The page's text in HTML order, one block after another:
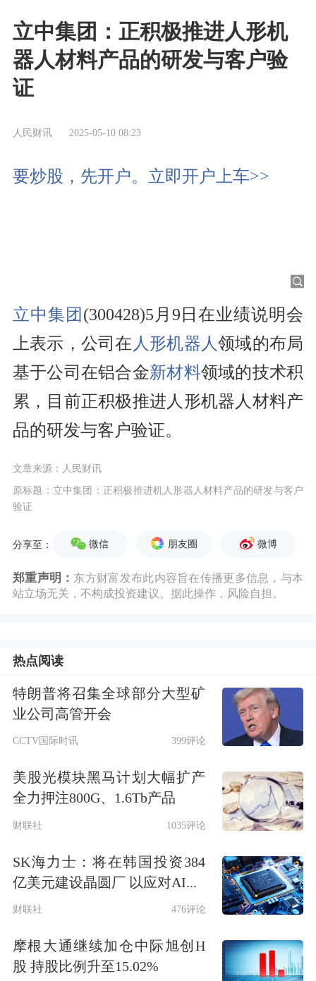
立中集团：正积极推进人形机
器人材料产品的研发与客户验
证
人民财讯 2025-05-10 08:23
要炒股，先开户。立即开户上车>>
立中集团 (300428)5月9日在业绩说明会
上表示，公司在 人形机器人领域的布局
基于公司在铝合金新材料领域的技术积
累，目前正积极推进人形机器人材料产
品的研发与客户验证。
文章来源：人民财讯
原标题：立中集团：正积极推进机人形器人材料产品的研发与客户
验证
分享至： 微信 朋友圈 微博
郑重声明： 东方财富发布此内容旨在传播更多信息，与本
站立场无关，不构成投资建议。据此操作，风险自担。
热点阅读
特朗普将召集全球部分大型矿
业公司高管开会
CCTV国际时讯 399评论
美股光模块黑马计划大幅扩产
全力押注800G、1.6Tb产品
财联社 1035评论
SK海力士：将在韩国投资384
亿美元建设晶圆厂 以应对AI...
财联社 476评论
摩根大通继续加仓中际旭创H
股 持股比例升至15.02%